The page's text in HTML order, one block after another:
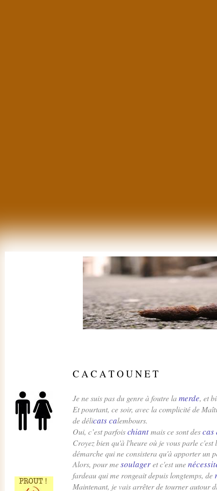
C A C A T O U N E T
Je ne suis pas du genre à foutre lamerde, et
Et pourtant, ce soir, avec la complicité de
de délicats calembours.
Oui, c’est parfoischiantmais ce sont descas
Croyez bien qu'à l'heure où je vous parle c'est
démarche qui ne consistera qu'à apporter un
Alors, pour mesoulageret c'est une
fardeau qui me rongeait depuis longtemps, de
Maintenant, je vais arrêter de tourner autour